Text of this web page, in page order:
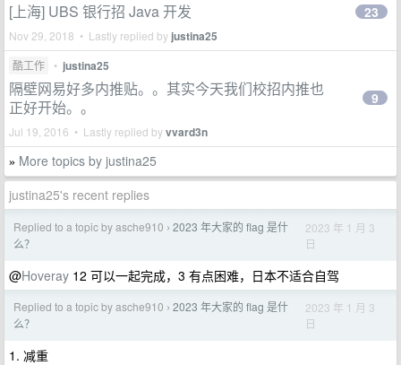
[上海] UBS 银行招 Java 开发
Nov 29, 2018 • Lastly replied by justina25
23
酷工作 • justina25
隔壁网易好多内推贴。。其实今天我们校招内推也
正好开始。。
Jul 19, 2016 • Lastly replied byvvard3n
9
» More topics by justina25
justina25's recent replies
Replied to a topic by asche910 › 2023 年大家的 flag 是什
么？
2023 年 1 月 3
日
@Hoveray 12 可以一起完成，3 有点困难，日本不适合自驾
Replied to a topic by asche910 › 2023 年大家的 flag 是什
么？
2023 年 1 月 3
日
1. 减重